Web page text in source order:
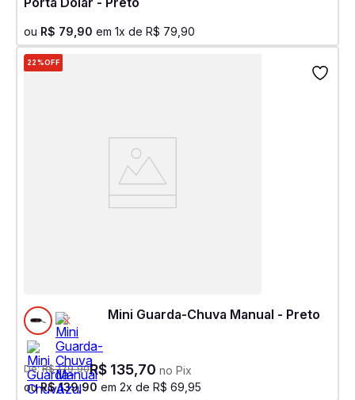
ou R$ 79 90 em 1x de R$ 79 90
22%OFF
Mini Guarda-Chuva Manual - Preto
De:R$ 179,90R$ 135,70 no Pix
ouR$ 139,90 em 2x de R$ 69 95